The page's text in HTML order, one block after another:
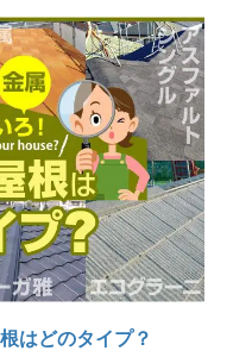
はどのタイプ？